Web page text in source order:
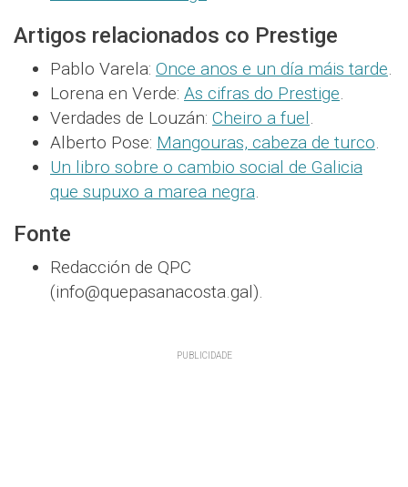
Artigos relacionados co Prestige
Pablo Varela: Once anos e un día máis tarde.
Lorena en Verde: As cifras do Prestige.
Verdades de Louzán: Cheiro a fuel.
Alberto Pose: Mangouras, cabeza de turco.
Un libro sobre o cambio social de Galicia
que supuxo a marea negra.
Fonte
Redacción de QPC
(info@quepasanacosta.gal).